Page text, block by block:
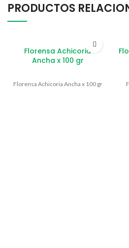
PRODUCTOS
Florensa Achicoria
Ancha x 100 gr
Florensa Achicoria Ancha x 100 gr